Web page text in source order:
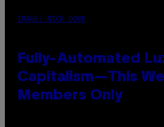
IMAGE: NICK DOVE
Fully-Automated
Capitalism—This
Members Only